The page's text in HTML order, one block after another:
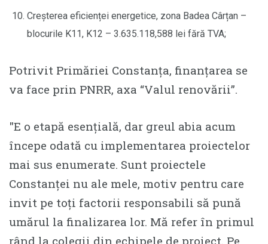
Creșterea eficienței energetice, zona Badea Cârțan –
blocurile K11, K12 – 3.635.118,588 lei fără TVA;
Potrivit Primăriei Constanța, finanțarea se
va face prin PNRR, axa “Valul renovării”.
″E o etapă esențială, dar greul abia acum
începe odată cu implementarea proiectelor
mai sus enumerate. Sunt proiectele
Constanței nu ale mele, motiv pentru care
invit pe toți factorii responsabili să pună
umărul la finalizarea lor. Mă refer în primul
rând la colegii din echipele de proiect. Pe